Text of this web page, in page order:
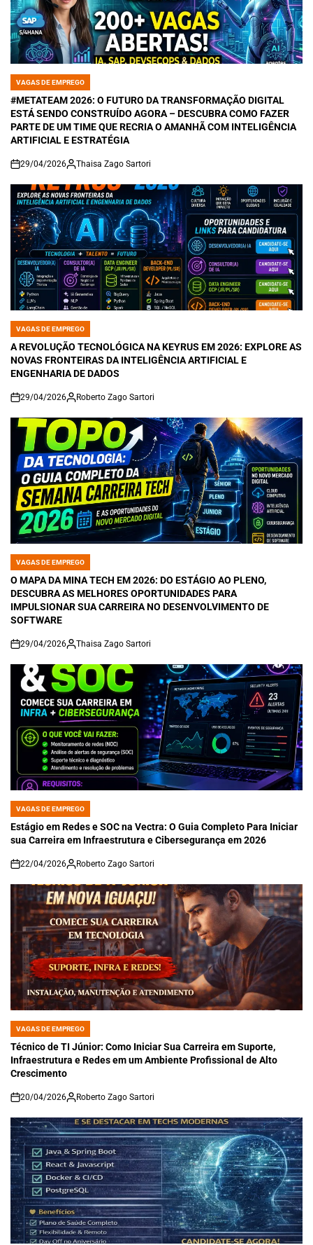
POSTED
IN
VAGAS DE EMPREGO
#METATEAM 2026: O FUTURO DA TRANSFORMAÇÃO DIGITAL
ESTÁ SENDO CONSTRUÍDO AGORA – DESCUBRA COMO FAZER
PARTE DE UM TIME QUE RECRIA O AMANHÃ COM INTELIGÊNCIA
ARTIFICIAL E ESTRATÉGIA
on
29/04/2026 Thaisa Zago Sartori
POSTED
IN
VAGAS DE EMPREGO
A REVOLUÇÃO TECNOLÓGICA NA KEYRUS EM 2026: EXPLORE AS
NOVAS FRONTEIRAS DA INTELIGÊNCIA ARTIFICIAL E
ENGENHARIA DE DADOS
on
29/04/2026 Roberto Zago Sartori
POSTED
IN
VAGAS DE EMPREGO
O MAPA DA MINA TECH EM 2026: DO ESTÁGIO AO PLENO,
DESCUBRA AS MELHORES OPORTUNIDADES PARA
IMPULSIONAR SUA CARREIRA NO DESENVOLVIMENTO DE
SOFTWARE
on
29/04/2026 Thaisa Zago Sartori
POSTED
IN
VAGAS DE EMPREGO
Estágio em Redes e SOC na Vectra: O Guia Completo Para Iniciar
sua Carreira em Infraestrutura e Cibersegurança em 2026
on
22/04/2026 Roberto Zago Sartori
POSTED
IN
VAGAS DE EMPREGO
Técnico de TI Júnior: Como Iniciar Sua Carreira em Suporte,
Infraestrutura e Redes em um Ambiente Profissional de Alto
Crescimento
on
20/04/2026 Roberto Zago Sartori